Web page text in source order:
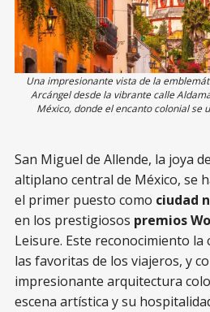
Una impresionante vista de la
Arcángel desde la vibrante calle
México, donde el encanto colonial se
San Miguel de Allende, la joya
altiplano central de México, se
el primer puesto como ciudad
en los prestigiosos premios
Leisure. Este reconocimiento la
las favoritas de los viajeros, y
impresionante arquitectura
escena artística y su